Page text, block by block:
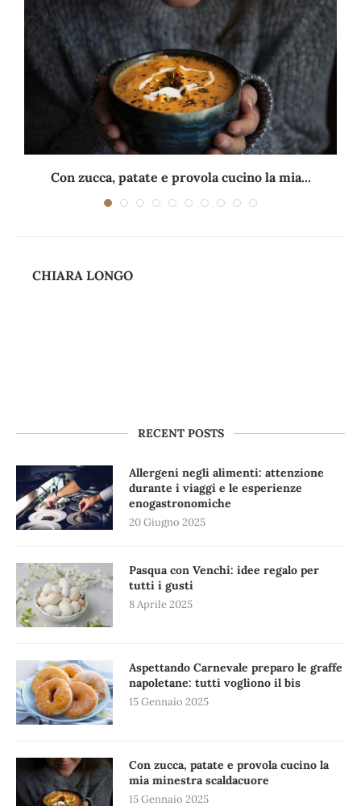
Con zucca, patate e provola cucino la mia...
CHIARA LONGO
RECENT POSTS
Allergeni negli alimenti: attenzione
durante i viaggi e le esperienze
enogastronomiche
20 Giugno 2025
Pasqua con Venchi: idee regalo per
tutti i gusti
8 Aprile 2025
Aspettando Carnevale preparo le graffe
napoletane: tutti vogliono il bis
15 Gennaio 2025
Con zucca, patate e provola cucino la
mia minestra scaldacuore
15 Gennaio 2025